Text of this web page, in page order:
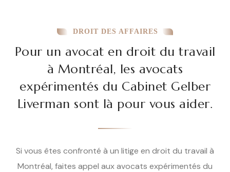
DROIT DES AFFAIRES
Pour un avocat en droit du travail
à Montréal, les avocats
expérimentés du Cabinet Gelber
Liverman sont là pour vous aider.
Si vous êtes confronté à un litige en droit du travail à
Montréal, faites appel aux avocats expérimentés du